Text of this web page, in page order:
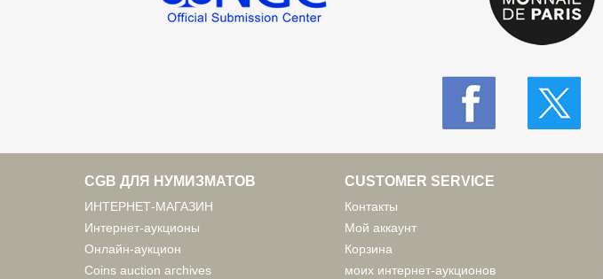
CGB ДЛЯ НУМИЗМАТОВ
ИНТЕРНЕТ-МАГАЗИН
Интернет-аукционы
Онлайн-аукцион
Coins auction archives
CUSTOMER SERVICE
Контакты
Мой аккаунт
Корзина
моих интернет-аукционов